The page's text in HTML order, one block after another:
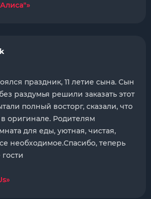
праздник, 11 летие сына. Сын
раздумья решили заказать этот
полный восторг, сказали, что
оригинале. Родителям
для еды, уютная, чистая,
необходимое.Спасибо, теперь